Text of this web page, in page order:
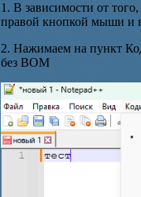
1. В зависимости от
правой кнопкой мыши и
2. Нажимаем на пункт
без ВОМ